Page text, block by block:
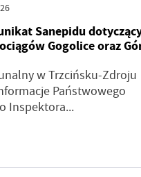
Sanepidu
Gogolice oraz
w Trzcińsku-Zdroju
Państwowego
Inspektora...